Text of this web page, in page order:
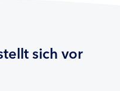
sich vor